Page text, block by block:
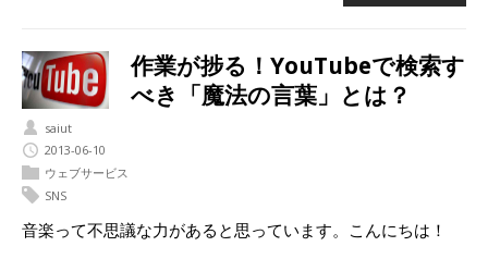
作業が捗る！YouTubeで検索す
べき「魔法の言葉」とは？
saiut
2013-06-10
ウェブサービス
SNS
音楽って不思議な力があると思っています。こんにちは！